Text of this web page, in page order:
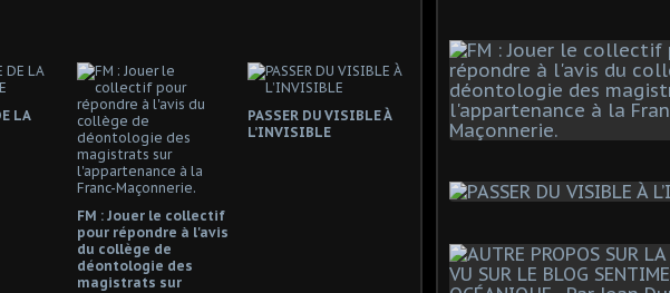
LA
FM : Jouer le collectif
pour répondre à l'avis
du collège de
déontologie des
magistrats sur
PASSER DU VISIBLE À
L’INVISIBLE